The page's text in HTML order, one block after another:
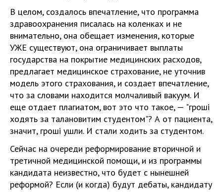
В целом, создалось впечатление, что программа
здравоохранения писалась на коленках и не
внимательно, она обещает изменения, которые
УЖЕ существуют, она ограничивает выплаты
государства на покрытие медицинских расходов,
предлагает медицинское страхование, не уточнив
модель этого страхования, и создает впечатление,
что за словами находится молчаливый вакуум. И
еще отдает плагиатом, вот это что такое, — "гроші
ходять за талановитим студентом"? А от пациента,
значит, гроші ушли. И стали ходить за студентом.
Сейчас на очереди реформирование вторичной и
третичной медицинской помощи, и из программы
кандидата неизвестно, что будет с нынешней
реформой? Если (и когда) будут дебаты, кандидату